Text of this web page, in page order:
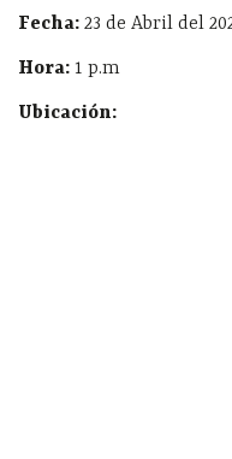
Fecha: 23 de Abril del
Hora: 1 p.m
Ubicación: